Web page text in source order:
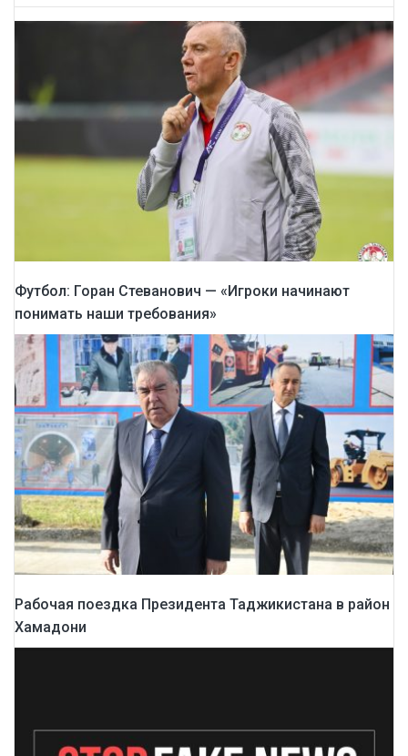
Футбол: Горан Стеванович — «Игроки начинают
понимать наши требования»
Рабочая поездка Президента Таджикистана в район
Хамадони